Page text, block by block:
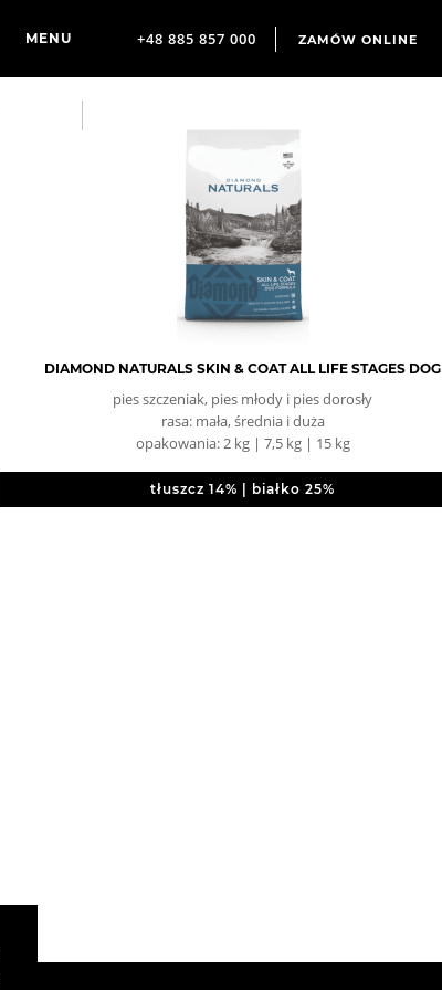
+48 885 857 000 ZAMÓW ONLINE
DIAMOND NATURALS SKIN & COAT ALL LIFE STAGES DOG
pies szczeniak, pies młody i pies dorosły
rasa: mała, średnia i duża
opakowania: 2 kg | 7,5 kg | 15 kg
tłuszcz 14% | białko 25%